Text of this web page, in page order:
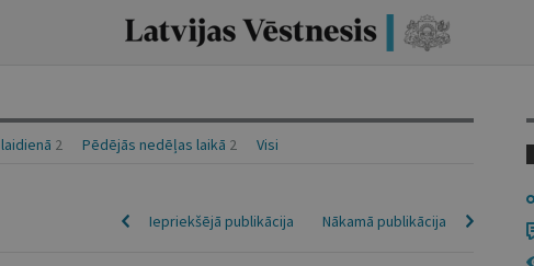
2 Pēdējās nedēļas laikā 2 Visi
Nākamā publikācija
Iepriekšējā publikācija